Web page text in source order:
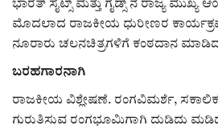
ಭಾರತ್ ಸೈಟ್ಸ್ ಮತ್ತು ಗೈಡ್ಸ್‌ ನ ರಾಜ್ಯ ಮುಖ್ಯ
ಮೊದಲಾದ ರಾಜಕೀಯ ಧುರೀಣರ
ನೂರಾರು ಚಲನಚಿತ್ರಗಳಿಗೆ ಕಂಠದಾನ
ಬರಹಗಾರನಾಗಿ
ರಾಜಕೀಯ ವಿಶ್ಲೇಷಣೆ. ರಂಗವಿಮರ್ಶೆ, ಸಕಾಲಿಕ
ಗುರುತಿಸುವ ರಂಗಭೂಮಿಗಾಗಿ ದುಡಿದು